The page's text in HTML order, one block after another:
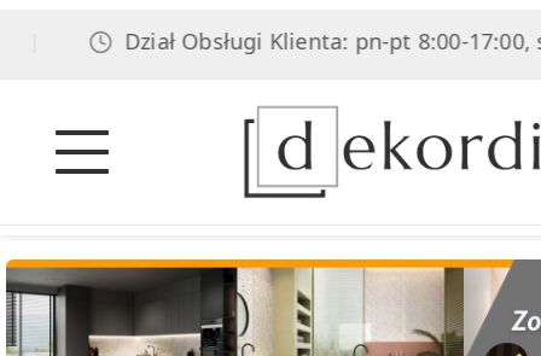
Dział Obsługi Klienta: pn-pt 8:00-17:00,